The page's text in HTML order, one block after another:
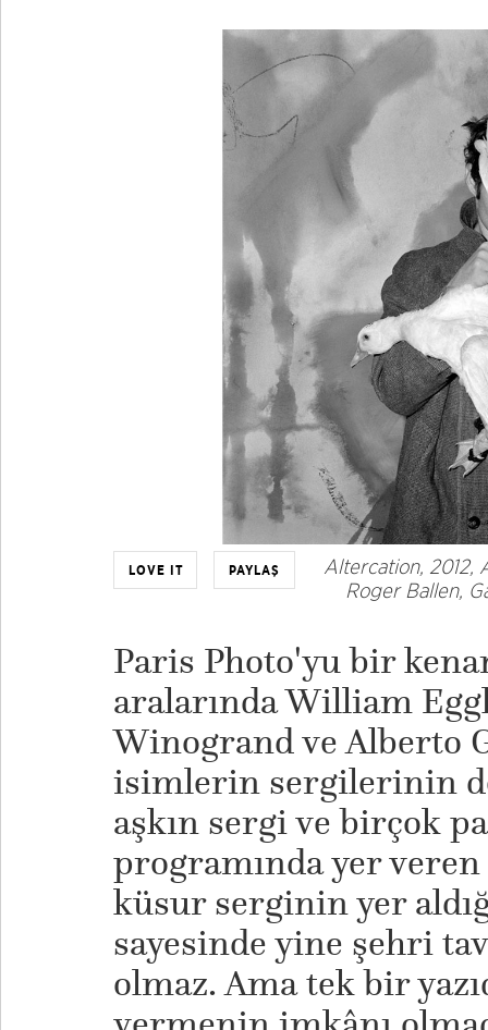
LOVE IT PAYLAŞ
Altercation, 2012,
Roger Ballen,
Paris Photo'yu bir
aralarında William
Winogrand ve Alberto
isimlerin sergilerinin
aşkın sergi ve birçok
programında yer
küsur serginin yer
sayesinde yine şehri
olmaz. Ama tek bir